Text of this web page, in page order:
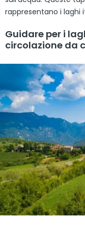
rappresentano i laghi
Guidare per i
circolazione da